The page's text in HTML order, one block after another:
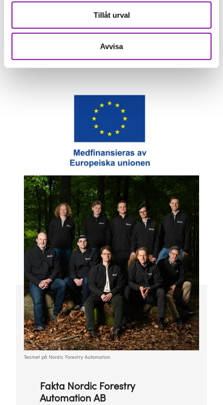
Tillåt urval
Avvisa
Fakta Nordic Forestry
Automation AB
Teamet på Nordic Forestry Automation